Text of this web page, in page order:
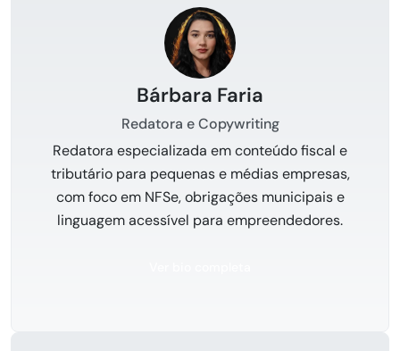
Bárbara Faria
Redatora e Copywriting
Redatora especializada em conteúdo fiscal e
tributário para pequenas e médias empresas,
com foco em NFSe, obrigações municipais e
linguagem acessível para empreendedores.